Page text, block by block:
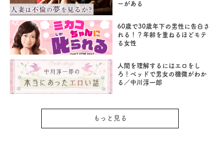
ーがある
60歳で30歳年下の男性に告白さ
れる！？年齢を重ねるほどモテ
る女性
人間を理解するにはエロをし
ろ！ベッドで男女の機微がわか
る／中川淳一郎
もっと見る